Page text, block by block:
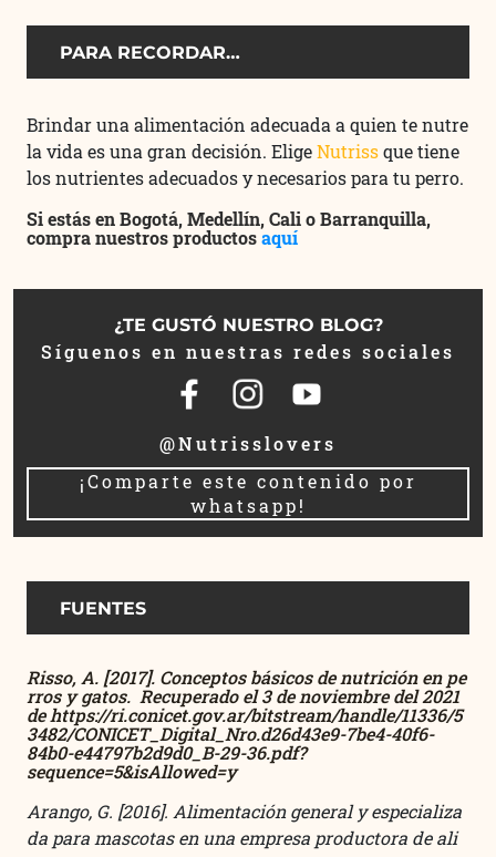
PARA RECORDAR…
Brindar una alimentación adecuada a quien te nutre
la vida es una gran decisión. EligeNutrissque tiene
los nutrientes adecuados y necesarios para tu perro.
Si estás en Bogotá, Medellín, Cali o Barranquilla,
compra nuestros productosaquí
¿TE GUSTÓ NUESTRO BLOG?
Síguenos en nuestras redes sociales
@Nutrisslovers
¡Comparte este contenido por
whatsapp!
FUENTES
Risso, A. [2017]. Conceptos básicos de nutrición en pe
rros y gatos. Recuperado el 3 de noviembre del 2021
de https://ri.conicet.gov.ar/bitstream/handle/11336/5
3482/CONICET_Digital_Nro.d26d43e9-7be4-40f6-
84b0-e44797b2d9d0_B-29-36.pdf?
sequence=5&isAllowed=y
Arango, G. [2016]. Alimentación general y especializa
da para mascotas en una empresa productora de ali